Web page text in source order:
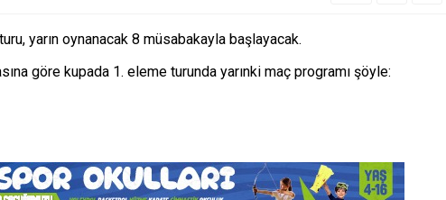
yarın oynanacak 8 müsabakayla başlayacak.
göre kupada 1. eleme turunda yarınki maç programı şöyle: